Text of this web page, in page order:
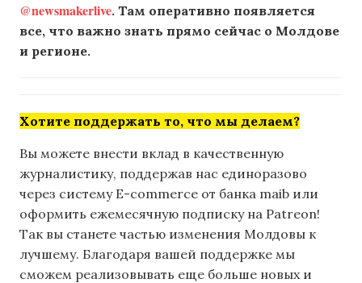
@newsmakerlive. Там оперативно появляется
все, что важно знать прямо сейчас о Молдове
и регионе.
Хотите поддержать то, что мы делаем?
Вы можете внести вклад в качественную
журналистику, поддержав нас единоразово
через систему E-commerce от банка maib или
оформить ежемесячную подписку на Patreon!
Так вы станете частью изменения Молдовы к
лучшему. Благодаря вашей поддержке мы
сможем реализовывать еще больше новых и